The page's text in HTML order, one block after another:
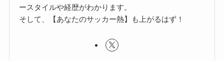
ースタイルや経歴がわかります。
そして、【あなたのサッカー熱】も上がるはず！